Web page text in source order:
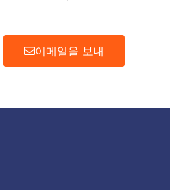
이메일을 보내